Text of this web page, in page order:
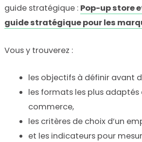
guide stratégique : Pop-up store
guide stratégique pour les
Vous y trouverez :
les objectifs à définir avant
les formats les plus
commerce,
les critères de choix d’un
et les indicateurs pour